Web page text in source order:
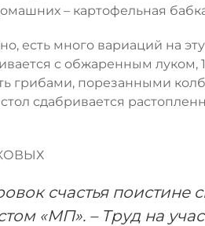
– картофельная
есть много вариаций на
с обжаренным
грибами, порезанными
сдабривается
счастья поистине
«МП». – Труд на